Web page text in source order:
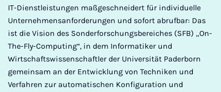
IT-Dienstleistungen maßgeschneidert für individuelle
Unternehmensanforderungen und sofort abrufbar: Das
ist die Vision des Sonderforschungsbereiches (SFB) „On-
The-Fly-Computing“, in dem Informatiker und
Wirtschaftswissenschaftler der Universität Paderborn
gemeinsam an der Entwicklung von Techniken und
Verfahren zur automatischen Konfiguration und